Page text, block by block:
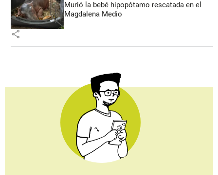
Murió la bebé hipopótamo rescatada en el
Magdalena Medio
share